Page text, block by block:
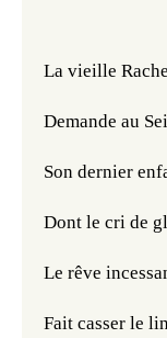
La vieille
Demande au
Son dernier
Dont le cri de
Le rêve
Fait casser le